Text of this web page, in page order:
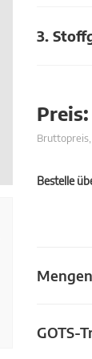
3.
Preis:
Bestelle
GOTS-